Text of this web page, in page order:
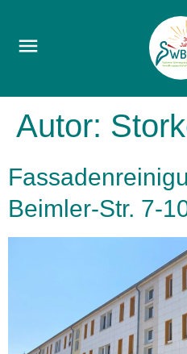
Autor:
Beimler-Str. 7-